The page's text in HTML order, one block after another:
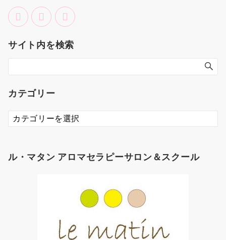
サイト内を検索
カテゴリー
カ
テ
ー
ル・マタン アロマセラピーサロン＆スクール